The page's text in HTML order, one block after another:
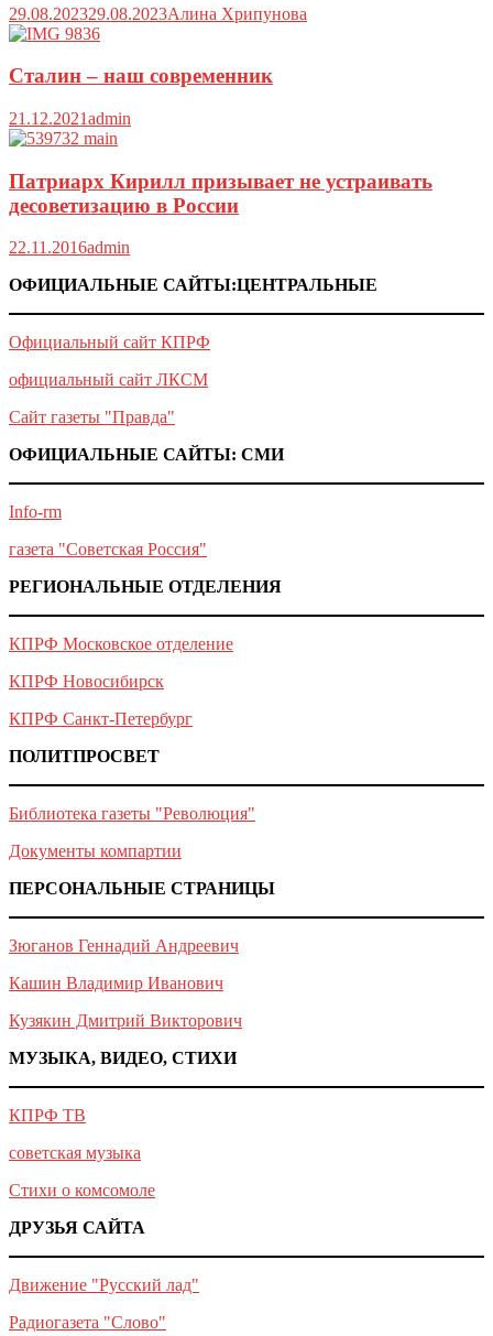
29.08.202329.08.2023Алина Хрипунова
Сталин – наш современник
21.12.2021admin
Патриарх Кирилл призывает не устраивать
десоветизацию в России
22.11.2016admin
ОФИЦИАЛЬНЫЕ САЙТЫ:ЦЕНТРАЛЬНЫЕ
Официальный сайт КПРФ
официальный сайт ЛКСМ
Сайт газеты "Правда"
ОФИЦИАЛЬНЫЕ САЙТЫ: СМИ
Info-rm
газета "Советская Россия"
РЕГИОНАЛЬНЫЕ ОТДЕЛЕНИЯ
КПРФ Московское отделение
КПРФ Новосибирск
КПРФ Санкт-Петербург
ПОЛИТПРОСВЕТ
Библиотека газеты "Революция"
Документы компартии
ПЕРСОНАЛЬНЫЕ СТРАНИЦЫ
Зюганов Геннадий Андреевич
Кашин Владимир Иванович
Кузякин Дмитрий Викторович
МУЗЫКА, ВИДЕО, СТИХИ
КПРФ ТВ
советская музыка
Стихи о комсомоле
ДРУЗЬЯ САЙТА
Движение "Русский лад"
Радиогазета "Слово"